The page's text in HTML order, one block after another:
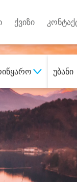
ქვიზი
უბანი